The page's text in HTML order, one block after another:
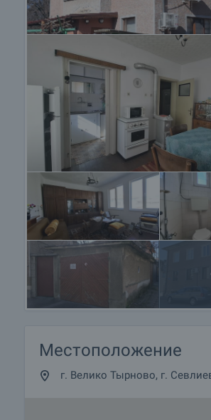
Местоположение
г. Велико Тырново, г.